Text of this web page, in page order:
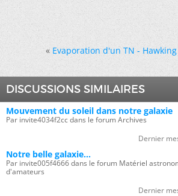
« Evaporation d'un TN - Hawking
DISCUSSIONS SIMILAIRES
Mouvement du soleil dans notre galaxie
Par invite4034f2cc dans le forum Archives
Dernier
Notre belle galaxie...
Par invite005f4666 dans le forum Matériel
d'amateurs
Dernier